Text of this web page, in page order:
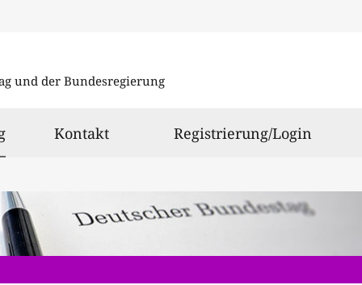
und der Bundesregierung
ausgewählt
Kontakt Registrierung/Login